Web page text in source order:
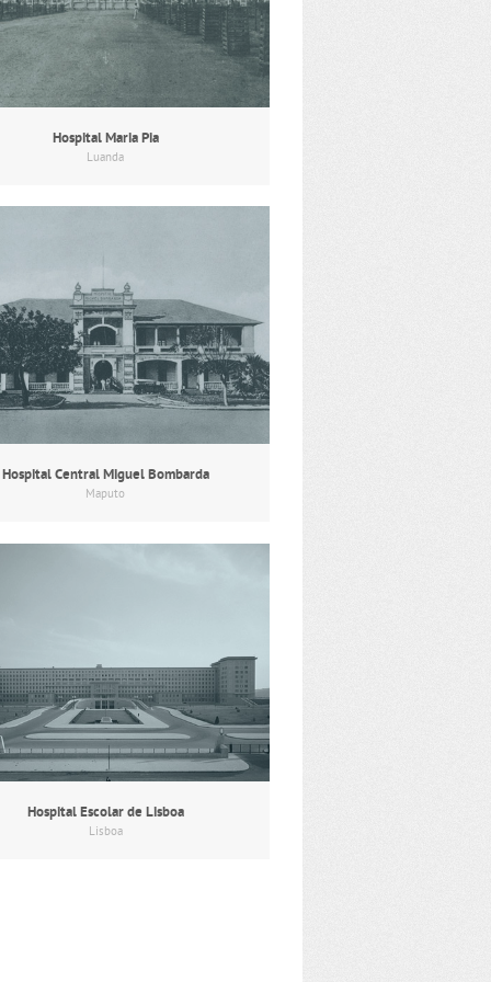
Hospital Maria Pia
Luanda
Hospital Central Miguel Bombarda
Maputo
Hospital Escolar de Lisboa
Lisboa